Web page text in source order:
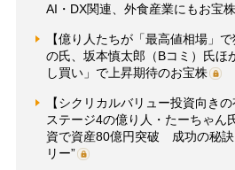
AI・DX関連、外食産業にもお宝株
【億り人たちが「最高値相場」
の氏、坂本慎太郎（Bコミ）氏ほ
し買い」で上昇期待のお宝株
【シクリカルバリュー投資向き
ステージ4の億り人・たーちゃん
資で資産80億円突破 成功の秘訣
リー”